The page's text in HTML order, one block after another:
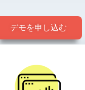
デモを申し込む